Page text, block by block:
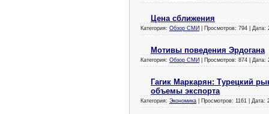
Цена сближения
Категория: Обзор СМИ | Просмотров: 794 | Дата:
Мотивы поведения Эрдогана
Категория: Обзор СМИ | Просмотров: 874 | Дата:
Гагик Маркарян: Турецкий
объемы экспорта
Категория: Экономика | Просмотров: 1161 | Дата: